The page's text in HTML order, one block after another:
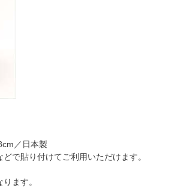
／日本製
で貼り付けてご利用いただけます。
ます。